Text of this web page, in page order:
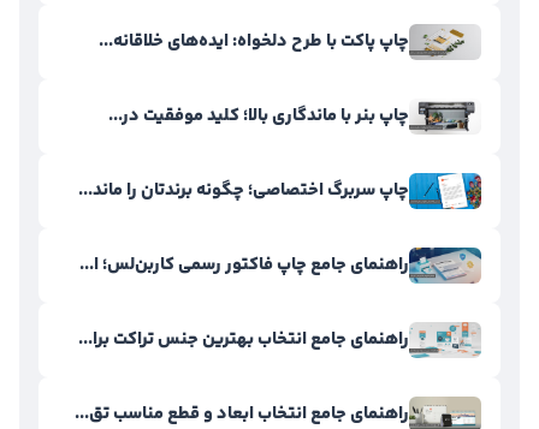
چاپ پاکت با طرح دلخواه: ایده‌های خلاقانه...
چاپ بنر با ماندگاری بالا؛ کلید موفقیت در...
چاپ سربرگ اختصاصی؛ چگونه برندتان را ماند...
راهنمای جامع چاپ فاکتور رسمی کاربن‌لس؛ ا...
راهنمای جامع انتخاب بهترین جنس تراکت برا...
راهنمای جامع انتخاب ابعاد و قطع مناسب تق...